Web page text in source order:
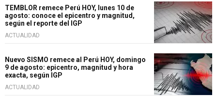
TEMBLOR remece Perú HOY, lunes 10 de
agosto: conoce el epicentro y magnitud,
según el reporte del IGP
ACTUALIDAD
Nuevo SISMO remece al Perú HOY, domingo
9 de agosto: epicentro, magnitud y hora
exacta, según IGP
ACTUALIDAD